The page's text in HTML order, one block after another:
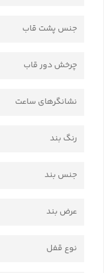
جنس پشت قاب
چرخش دور قاب
نشانگرهای ساعت
رنگ بند
جنس بند
عرض بند
نوع قفل